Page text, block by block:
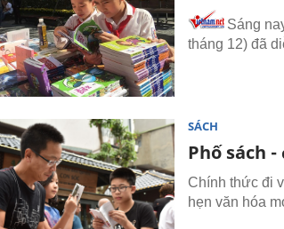
Sáng
tháng 12) đã
SÁCH
Phố sách
Chính thức đi
hẹn văn hóa